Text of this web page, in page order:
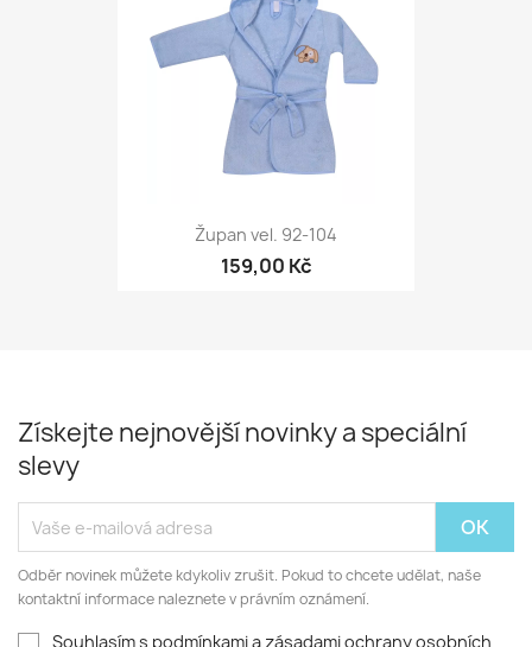
Župan vel. 92-104
159,00 Kč
Získejte nejnovější novinky a speciální
slevy
Odběr novinek můžete kdykoliv zrušit. Pokud to chcete udělat, naše
kontaktní informace naleznete v právním oznámení.
Souhlasím s podmínkami a zásadami ochrany osobních